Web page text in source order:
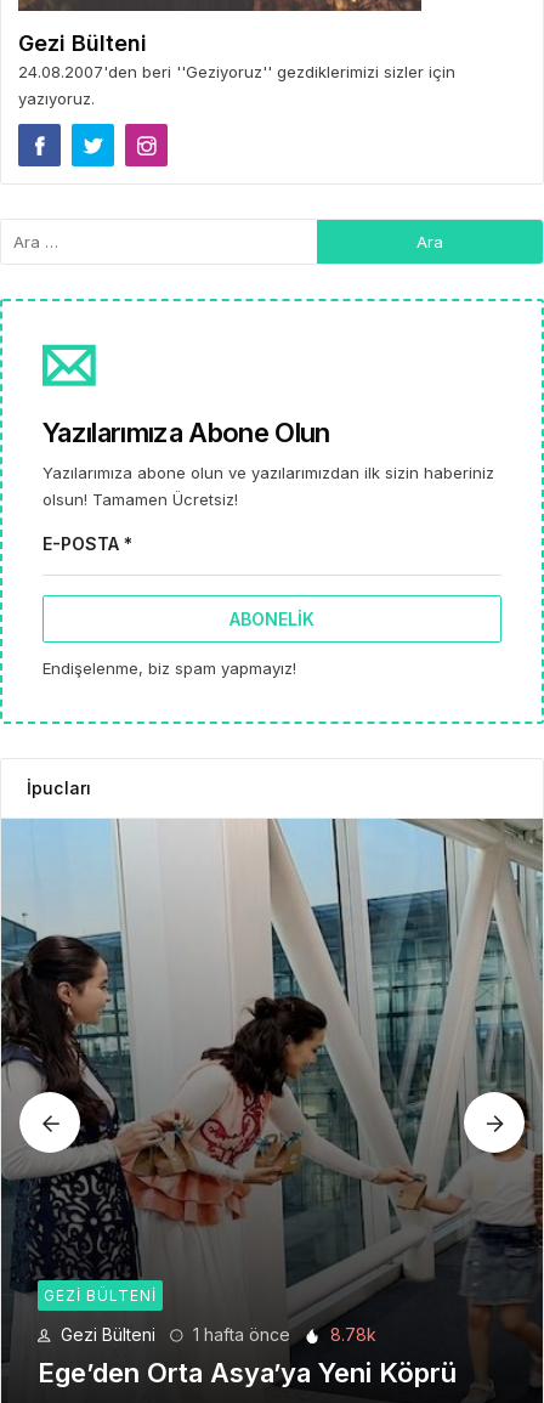
Gezi Bülteni
24.08.2007'den beri ''Geziyoruz'' gezdiklerimizi sizler için
yazıyoruz.
Yazılarımıza Abone Olun
Yazılarımıza abone olun ve yazılarımızdan ilk sizin haberiniz
olsun! Tamamen Ücretsiz!
E-POSTA *
ABONELIK
Endişelenme, biz spam yapmayız!
İpucları
GEZI BÜLTENI
Gezi Bülteni 6.2k
Seyahat Teknolojilerinde Yeni Bir
Dönem